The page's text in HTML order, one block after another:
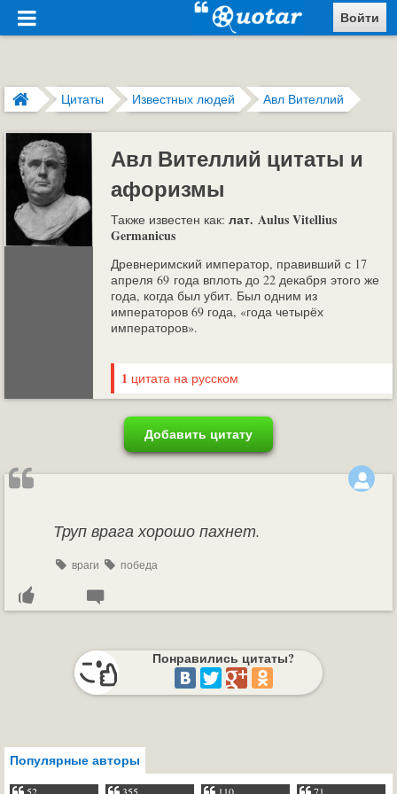
Войти
Цитаты Известных людей Авл Вителлий
Авл Вителлий цитаты и
афоризмы
Также известен как: лат. Aulus Vitellius
Germanicus
Древнеримский император, правивший с 17
апреля 69 года вплоть до 22 декабря этого же
года, когда был убит. Был одним из
императоров 69 года, «года четырёх
императоров».
1 цитата на русском
Добавить цитату
Труп врага хорошо пахнет.
враги победа
Понравились цитаты?
Популярные авторы